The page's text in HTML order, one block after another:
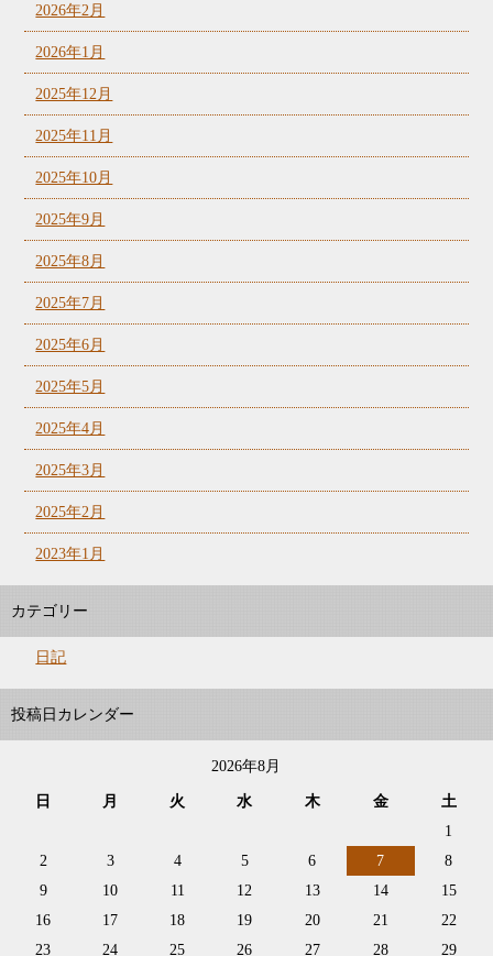
2026年2月
2026年1月
2025年12月
2025年11月
2025年10月
2025年9月
2025年8月
2025年7月
2025年6月
2025年5月
2025年4月
2025年3月
2025年2月
2023年1月
カテゴリー
日記
投稿日カレンダー
2026年8月
日 月 火 水 木 金
土
1
2
3 4 5 6 7
8
9
10 11 12 13 14
15
16
17 18 19 20 21
22
23
24 25 26 27 28 29